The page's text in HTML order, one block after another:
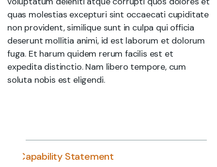
quas molestias excepturi sint occaecati cupiditate
non provident, similique sunt in culpa qui officia
deserunt mollitia animi, id est laborum et dolorum
fuga. Et harum quidem rerum facilis est et
expedita distinctio. Nam libero tempore, cum
soluta nobis est eligendi.
Capability Statement